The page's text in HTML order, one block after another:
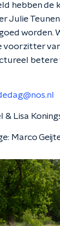
hebben de
Julie
worden.
voorzitter
& Lisa
Marco